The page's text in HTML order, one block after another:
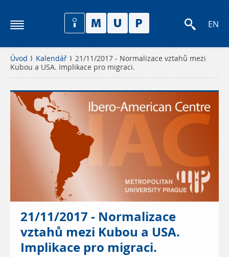
EN
Úvod Kalendář
21/11/2017 - Normalizace vztahů mezi
Kubou a USA. Implikace pro migraci.
21/11/2017 - Normalizace
vztahů mezi Kubou a USA.
Implikace pro migraci.